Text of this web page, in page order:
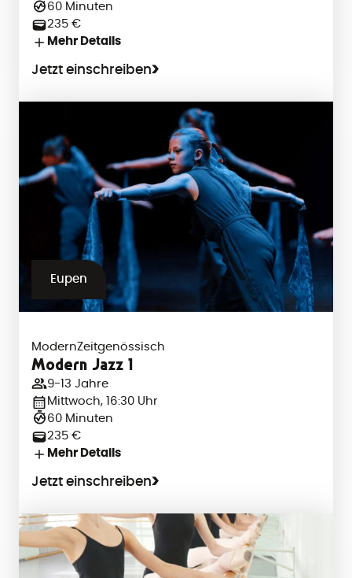
60 Minuten
235 €
Mehr Details
Jetzt einschreiben
Eupen
ModernZeitgenössisch
Modern Jazz 1
9-13 Jahre
Mittwoch, 16:30 Uhr
60 Minuten
235 €
Mehr Details
Jetzt einschreiben